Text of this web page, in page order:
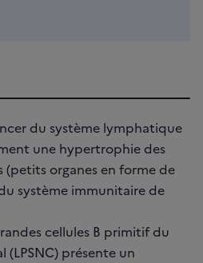
du système lymphatique
une hypertrophie des
(petits organes en forme de
système immunitaire de
cellules B primitif du
(LPSNC) présente un